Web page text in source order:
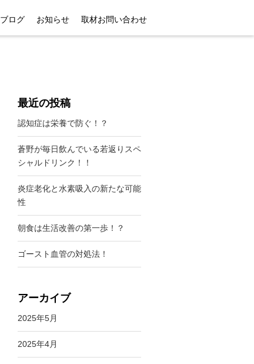
ブログ お知らせ 取材お問い合わせ
最近の投稿
認知症は栄養で防ぐ！？
蒼野が毎日飲んでいる若返りスペ
シャルドリンク！！
炎症老化と水素吸入の新たな可能
性
朝食は生活改善の第一歩！？
ゴースト血管の対処法！
アーカイブ
2025年5月
2025年4月